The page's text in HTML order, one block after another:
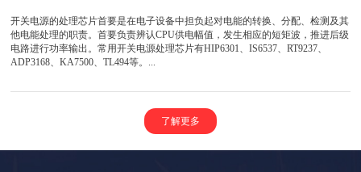
开关电源的处理芯片首要是在电子设备中担负起对电能的转换、分配、检测及其
他电能处理的职责。首要负责辨认CPU供电幅值，发生相应的短矩波，推进后级
电路进行功率输出。常用开关电源处理芯片有HIP6301、IS6537、RT9237、
ADP3168、KA7500、TL494等。...
了解更多